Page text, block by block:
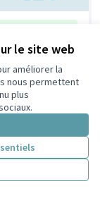
le site web
améliorer la
nous permettent
plus